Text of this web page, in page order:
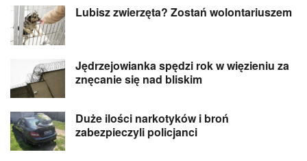
Lubisz zwierzęta? Zostań wolontariuszem
Jędrzejowianka spędzi rok w więzieniu za
znęcanie się nad bliskim
Duże ilości narkotyków i broń
zabezpieczyli policjanci